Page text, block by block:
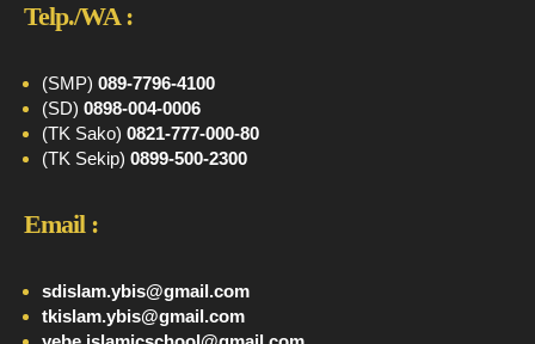
Telp./WA :
(SMP) 089-7796-4100
(SD) 0898-004-0006
(TK Sako) 0821-777-000-80
(TK Sekip) 0899-500-2300
Email :
sdislam.ybis@gmail.com
tkislam.ybis@gmail.com